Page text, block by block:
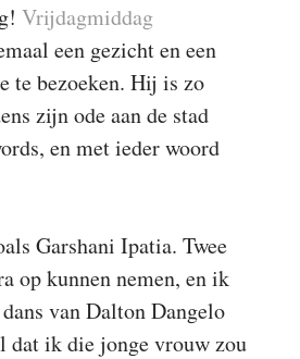
Vrijdagmiddag
een gezicht en een
te bezoeken. Hij is zo
zijn ode aan de stad
en met ieder woord
Garshani Ipatia. Twee
op kunnen nemen, en ik
van Dalton Dangelo
dat ik die jonge vrouw zou